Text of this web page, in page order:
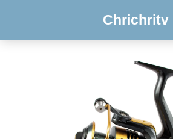
Chrichritv